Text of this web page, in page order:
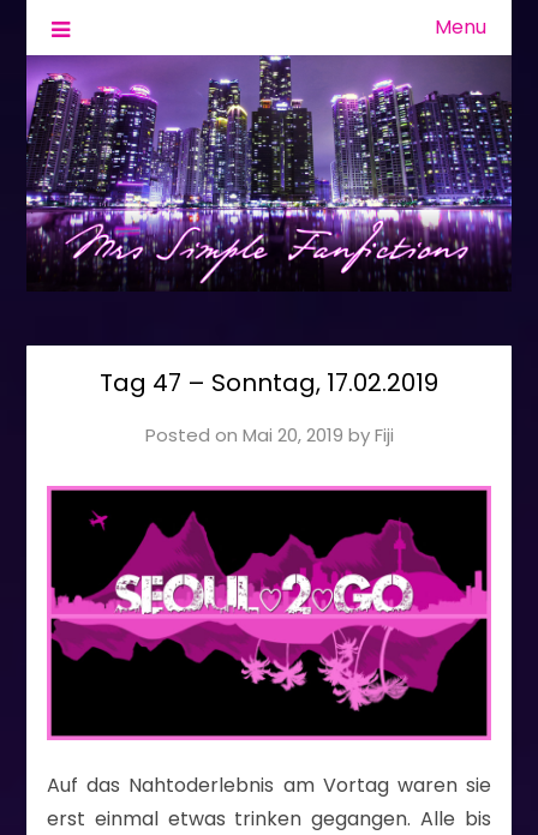
Mrs Simple
Fanfiction & Geschichten Menu
Tag 47 – Sonntag, 17.02.2019
Posted on Mai 20, 2019 byFiji
Auf das Nahtoderlebnis am Vortag waren sie
erst einmal etwas trinken gegangen. Alle bis